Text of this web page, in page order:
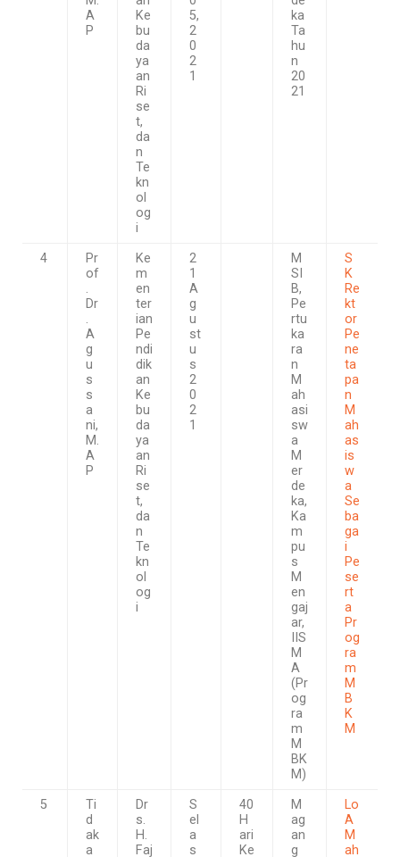
A
P
Ke
bu
da
ya
an
Ri
se
t,
da
n
Te
kn
ol
og
i
5,
2
0
2
1
ka
Ta
hu
n
20
21
4
Pr
of
.
Dr
.
A
g
u
s
s
a
ni,
M.
A
P
Ke
m
en
ter
ian
Pe
ndi
dik
an
Ke
bu
da
ya
an
Ri
se
t,
da
n
Te
kn
ol
og
i
2
1
A
g
u
st
u
s
2
0
2
1
M
SI
B,
Pe
rtu
ka
ra
n
M
ah
asi
sw
a
M
er
de
ka,
Ka
m
pu
s
M
en
gaj
ar,
IIS
M
A
(Pr
og
ra
m
M
BK
M)
S
K
Re
kt
or
Pe
ne
ta
pa
n
M
ah
as
is
w
a
Se
ba
ga
i
Pe
se
rt
a
Pr
og
ra
m
M
B
K
M
5
Ti
d
ak
a
Dr
s.
H.
Faj
S
el
a
s
40
H
ari
Ke
M
ag
an
g
Lo
A
M
ah